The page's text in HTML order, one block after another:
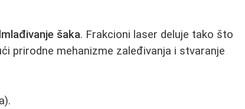
šaka. Frakcioni laser deluje tako što
prirodne mehanizme zaleđivanja i stvaranje